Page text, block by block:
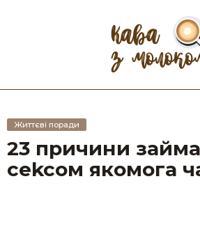
Життєві поради
23 причини
сеkcoм якомога